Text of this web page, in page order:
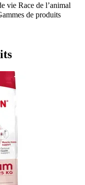
vie Race de l’animal
de produits